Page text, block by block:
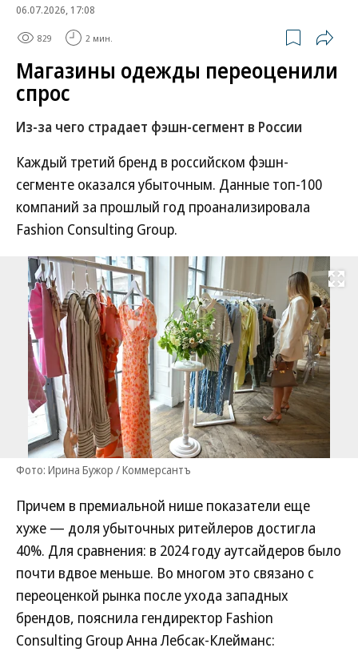
06.07.2026, 17:08
829 2 мин.
Магазины одежды переоценили
спрос
Из-за чего страдает фэшн-сегмент в России
Каждый третий бренд в российском фэшн-
сегменте оказался убыточным. Данные топ-100
компаний за прошлый год проанализировала
Fashion Consulting Group.
Развернуть
Фото: Ирина Бужор / Коммерсантъ
Причем в премиальной нише показатели еще
хуже — доля убыточных ритейлеров достигла
40%. Для сравнения: в 2024 году аутсайдеров было
почти вдвое меньше. Во многом это связано с
переоценкой рынка после ухода западных
брендов, пояснила гендиректор Fashion
Consulting Group Анна Лебсак-Клейманс: